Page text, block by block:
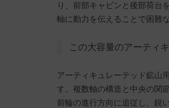
り、前部キャビンと後部荷台
軸に動力を伝えることで困難
この大容量のアーティ
アーティキュレーテッド鉱山
す。複数軸の構造と中央の関
前輪の進行方向に追従し、鋭